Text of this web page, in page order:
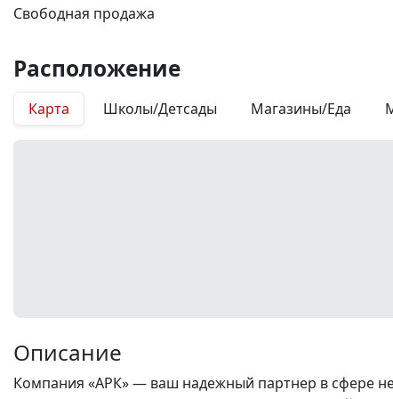
Свободная продажа
Расположение
Карта Школы/Детсады Магазины/Еда
Описание
Компания «АРК» — ваш надежный партнер в сфере